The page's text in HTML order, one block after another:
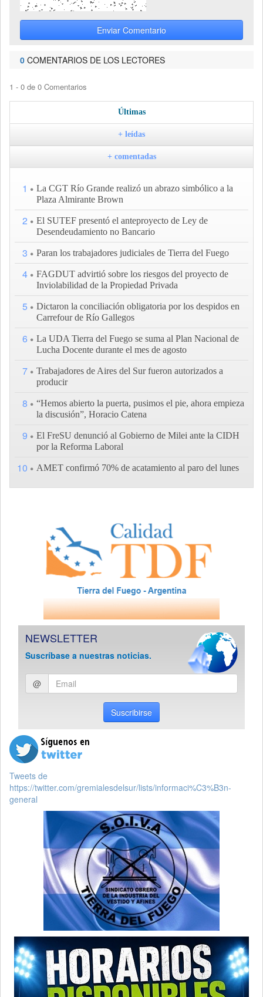
Enviar Comentario
0 COMENTARIOS DE LOS LECTORES
1 - 0 de 0 Comentarios
Últimas
+ leídas
+ comentadas
1
La CGT Río Grande realizó un abrazo simbólico a la
Plaza Almirante Brown
2
El SUTEF presentó el anteproyecto de Ley de
Desendeudamiento no Bancario
3 Paran los trabajadores judiciales de Tierra del Fuego
4
FAGDUT advirtió sobre los riesgos del proyecto de
Inviolabilidad de la Propiedad Privada
5
Dictaron la conciliación obligatoria por los despidos en
Carrefour de Río Gallegos
6
La UDA Tierra del Fuego se suma al Plan Nacional de
Lucha Docente durante el mes de agosto
7
Trabajadores de Aires del Sur fueron autorizados a
producir
8
“Hemos abierto la puerta, pusimos el pie, ahora empieza
la discusión”, Horacio Catena
9
El FreSU denunció al Gobierno de Milei ante la CIDH
por la Reforma Laboral
10 AMET confirmó 70% de acatamiento al paro del lunes
NEWSLETTER
Suscríbase a nuestras noticias.
Ingresar
email
@
Suscribirse
Tweets de
https://twitter.com/gremialesdelsur/lists/informaci%C3%B3n-
general